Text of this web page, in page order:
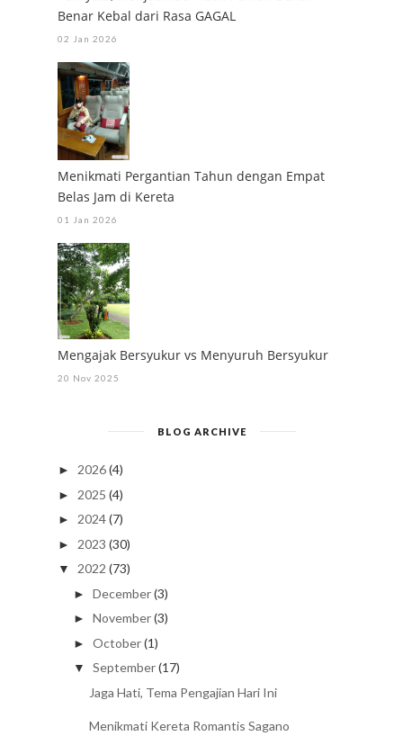
Benar Kebal dari Rasa GAGAL
02 Jan 2026
Menikmati Pergantian Tahun dengan Empat
Belas Jam di Kereta
01 Jan 2026
Mengajak Bersyukur vs Menyuruh Bersyukur
20 Nov 2025
BLOG ARCHIVE
► 2026(4)
► 2025 (4)
► 2024(7)
► 2023 (30)
▼ 2022 (73)
► December(3)
► November(3)
► October(1)
▼ September(17)
Jaga Hati, Tema Pengajian Hari Ini
Menikmati Kereta Romantis Sagano